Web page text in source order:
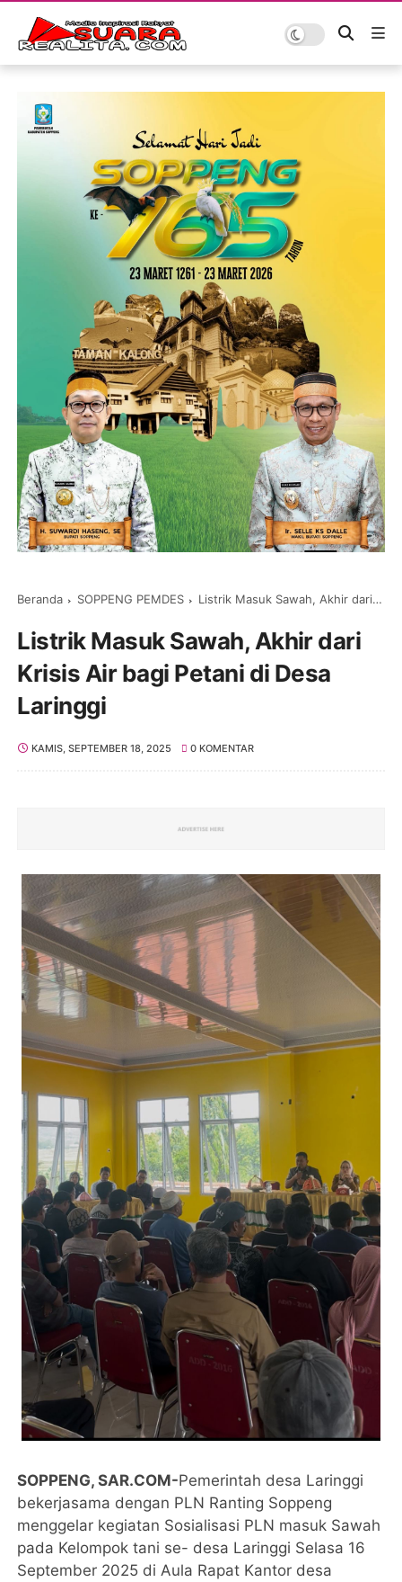
Beranda SOPPENG PEMDES Listrik Masuk Sawah, Akhir dari Krisis Air bagi Petani di Desa Laringgi
Listrik Masuk Sawah, Akhir dari
Krisis Air bagi Petani di Desa
Laringgi
KAMIS, SEPTEMBER 18, 2025 0 KOMENTAR
SOPPENG, SAR.COM-Pemerintah desa Laringgi
bekerjasama dengan PLN Ranting Soppeng
menggelar kegiatan Sosialisasi PLN masuk Sawah
pada Kelompok tani se- desa Laringgi Selasa 16
September 2025 di Aula Rapat Kantor desa